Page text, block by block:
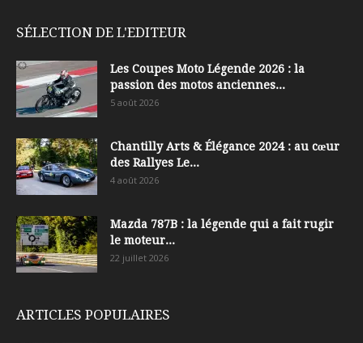
SÉLECTION DE L'EDITEUR
Les Coupes Moto Légende 2026 : la
passion des motos anciennes...
5 août 2026
Chantilly Arts & Élégance 2024 : au cœur
des Rallyes Le...
4 août 2026
Mazda 787B : la légende qui a fait rugir
le moteur...
22 juillet 2026
ARTICLES POPULAIRES